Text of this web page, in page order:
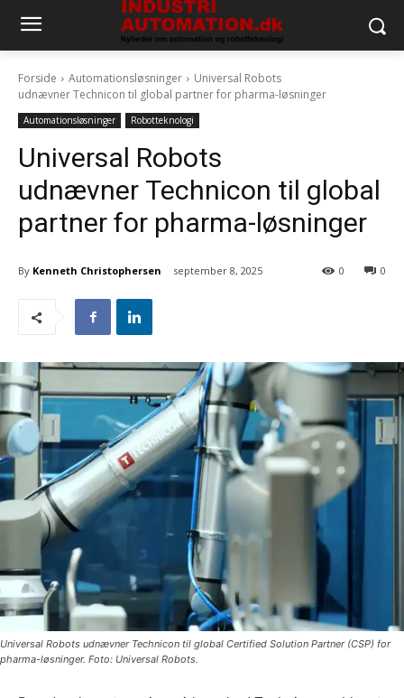
Forside Automationsløsninger
Universal Robots
udnævner Technicon til global partner for pharma-løsninger
Automationsløsninger Robotteknologi
Universal Robots
udnævner Technicon til global
partner for pharma-løsninger
By Kenneth Christophersen september 8, 2025 0
0
Universal Robots udnævner Technicon til global Certified Solution Partner (CSP) for
pharma-løsninger. Foto: Universal Robots.